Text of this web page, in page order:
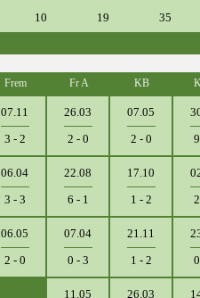
10 19 35
Frem Fr A KB
07.11
3 - 2
26.03
2 - 0
07.05
2 - 0
06.04
3 - 3
22.08
6 - 1
17.10
1 - 2
06.05
2 - 0
07.04
0 - 3
21.11
1 - 2
11.05
26.03